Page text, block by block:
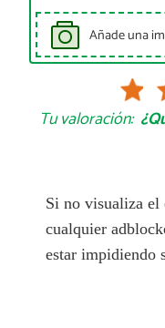
Añade una
Tu valoración:
Si no visualiza el
cualquier
estar impidiendo